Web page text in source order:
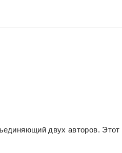
двух авторов. Этот